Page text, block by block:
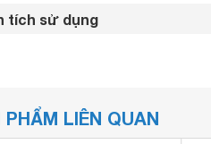
tích sử dụng
suất tiêu thụ trung bình
PHẨM LIÊN QUAN